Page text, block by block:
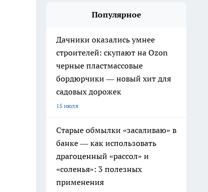
Популярное
Дачники оказались умнее
строителей: скупают на Ozon
черные пластмассовые
бордюрчики — новый хит для
садовых дорожек
15 июля
Старые обмылки «засаливаю» в
банке — как использовать
драгоценный «рассол» и
«соленья»: 3 полезных
применения